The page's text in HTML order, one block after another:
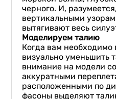
черного. И,
вертикальными
вытягивают весь
Моделируем талию
Когда вам необходимо
визуально уменьшить
внимание на модели
аккуратными
расположенными по
фасоны выделяют